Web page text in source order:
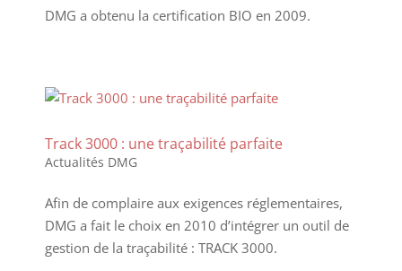
DMG a obtenu la certification BIO en 2009.
Track 3000 : une traçabilité parfaite
Actualités DMG
Afin de complaire aux exigences réglementaires,
DMG a fait le choix en 2010 d’intégrer un outil de
gestion de la traçabilité : TRACK 3000.